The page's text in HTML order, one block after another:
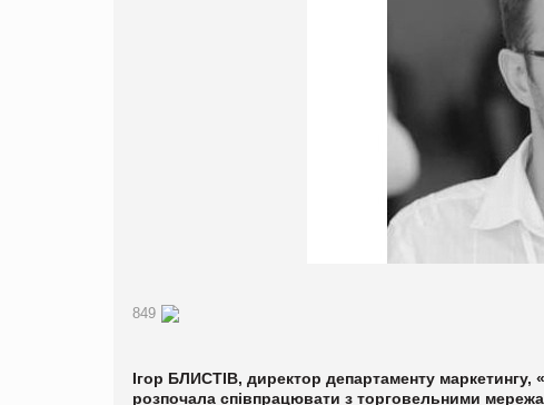
849
Ігор БЛИСТІВ, директор департаменту
розпочала співпрацювати з торговельними